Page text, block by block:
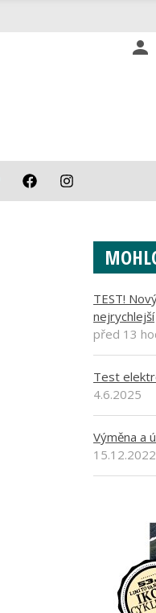
TEST!
nejrychlejší
před 13
Test
4.6.2025
Výměna a
15.12.2022